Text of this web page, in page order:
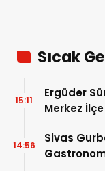
Sıcak
Ergüder
Merkez
15:11
Sivas
14:56